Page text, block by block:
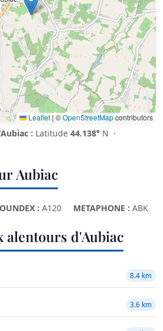
Leaflet | ©OpenStreetMapcontributors
: Latitude 44.138° N ·
Aubiac
: A120 METAPHONE : ABK
alentours d'Aubiac
8.4 km
3.6 km